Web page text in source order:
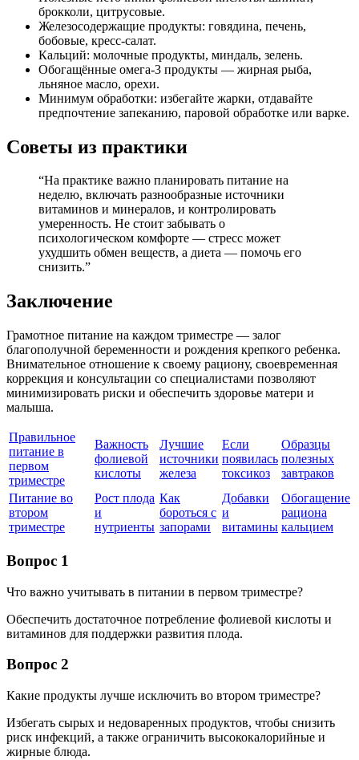
брокколи, цитрусовые.
Железосодержащие продукты: говядина, печень,
бобовые, кресс-салат.
Кальций: молочные продукты, миндаль, зелень.
Обогащённые омега-3 продукты — жирная рыба,
льняное масло, орехи.
Минимум обработки: избегайте жарки, отдавайте
предпочтение запеканию, паровой обработке или варке.
Советы из практики
“На практике важно планировать питание на
неделю, включать разнообразные источники
витаминов и минералов, и контролировать
умеренность. Не стоит забывать о
психологическом комфорте — стресс может
ухудшить обмен веществ, а диета — помочь его
снизить.”
Заключение
Грамотное питание на каждом триместре — залог
благополучной беременности и рождения крепкого ребенка.
Внимательное отношение к своему рациону, своевременная
коррекция и консультации со специалистами позволяют
минимизировать риски и обеспечить здоровье матери и
малыша.
Правильное
питание в
первом
триместре
Важность
фолиевой
кислоты
Лучшие
источники
железа
Если
появилась
токсикоз
Образцы
полезных
завтраков
Питание во
втором
триместре
Рост плода
и
нутриенты
Как
бороться с
запорами
Добавки
и
витамины
Обогащение
рациона
кальцием
Вопрос 1
Что важно учитывать в питании в первом триместре?
Обеспечить достаточное потребление фолиевой кислоты и
витаминов для поддержки развития плода.
Вопрос 2
Какие продукты лучше исключить во втором триместре?
Избегать сырых и недоваренных продуктов, чтобы снизить
риск инфекций, а также ограничить высококалорийные и
жирные блюда.